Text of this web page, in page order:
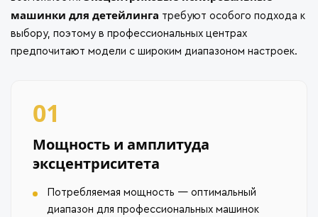
машинки для детейлинга требуют особого подхода к
выбору, поэтому в профессиональных центрах
предпочитают модели с широким диапазоном настроек.
01
Мощность и амплитуда
эксцентриситета
Потребляемая мощность — оптимальный
диапазон для профессиональных машинок